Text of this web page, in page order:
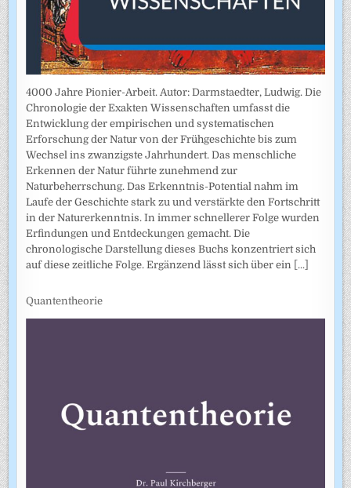
4000 Jahre Pionier-Arbeit. Autor: Darmstaedter, Ludwig. Die
Chronologie der Exakten Wissenschaften umfasst die
Entwicklung der empirischen und systematischen
Erforschung der Natur von der Frühgeschichte bis zum
Wechsel ins zwanzigste Jahrhundert. Das menschliche
Erkennen der Natur führte zunehmend zur
Naturbeherrschung. Das Erkenntnis-Potential nahm im
Laufe der Geschichte stark zu und verstärkte den Fortschritt
in der Naturerkenntnis. In immer schnellerer Folge wurden
Erfindungen und Entdeckungen gemacht. Die
chronologische Darstellung dieses Buchs konzentriert sich
auf diese zeitliche Folge. Ergänzend lässt sich über ein [...]
Quantentheorie